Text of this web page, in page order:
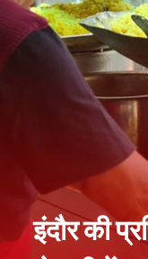
इंदौर की